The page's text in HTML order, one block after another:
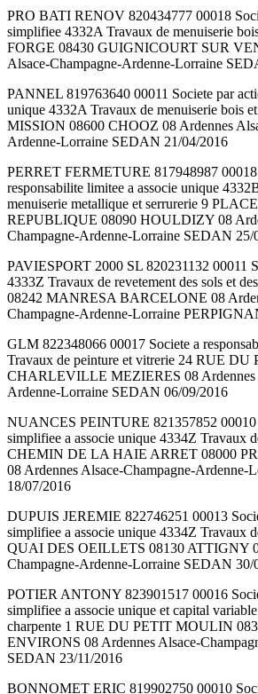
PRO BATI RENOV 820434777 00018
simplifiee 4332A Travaux de menuiserie
FORGE 08430 GUIGNICOURT SUR
Alsace-Champagne-Ardenne-Lorraine
PANNEL 819763640 00011 Societe par
unique 4332A Travaux de menuiserie bois
MISSION 08600 CHOOZ 08 Ardennes
Ardenne-Lorraine SEDAN 21/04/2016
PERRET FERMETURE 817948987 00018
responsabilite limitee a associe unique
menuiserie metallique et serrurerie 9
REPUBLIQUE 08090 HOULDIZY 08
Champagne-Ardenne-Lorraine SEDAN 25/
PAVIESPORT 2000 SL 820231132 00011
4333Z Travaux de revetement des sols et
08242 MANRESA BARCELONE 08
Champagne-Ardenne-Lorraine
GLM 822348066 00017 Societe a
Travaux de peinture et vitrerie 24 RUE DU
CHARLEVILLE MEZIERES 08 Ardennes
Ardenne-Lorraine SEDAN 06/09/2016
NUANCES PEINTURE 821357852 00010
simplifiee a associe unique 4334Z Travaux
CHEMIN DE LA HAIE ARRET 08000
08 Ardennes Alsace-Champagne-Ardenne-
18/07/2016
DUPUIS JEREMIE 822746251 00013
simplifiee a associe unique 4334Z Travaux
QUAI DES OEILLETS 08130 ATTIGNY
Champagne-Ardenne-Lorraine SEDAN 30/
POTIER ANTONY 823901517 00016
simplifiee a associe unique et capital
charpente 1 RUE DU PETIT MOULIN
ENVIRONS 08 Ardennes Alsace-
SEDAN 23/11/2016
BONNOMET ERIC 819902750 00010